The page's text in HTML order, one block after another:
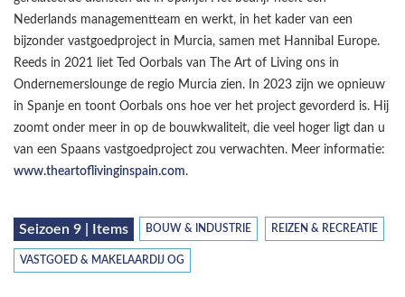
Nederlands managementteam en werkt, in het kader van een
bijzonder vastgoedproject in Murcia, samen met Hannibal Europe.
Reeds in 2021 liet Ted Oorbals van The Art of Living ons in
Ondernemerslounge de regio Murcia zien. In 2023 zijn we opnieuw
in Spanje en toont Oorbals ons hoe ver het project gevorderd is. Hij
zoomt onder meer in op de bouwkwaliteit, die veel hoger ligt dan u
van een Spaans vastgoedproject zou verwachten. Meer informatie:
www.theartoflivinginspain.com.
Seizoen 9 | Items BOUW & INDUSTRIE REIZEN & RECREATIE
VASTGOED & MAKELAARDIJ OG